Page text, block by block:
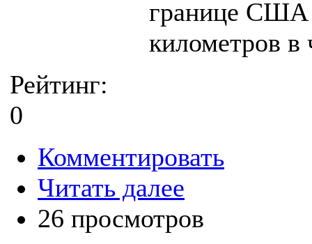
границе США
километров в
Рейтинг:
0
Комментировать
Читать далее
26 просмотров